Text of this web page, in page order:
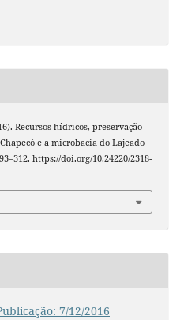
Recursos hídricos, preservação
e a microbacia do Lajeado
https://doi.org/10.24220/2318-
7/12/2016